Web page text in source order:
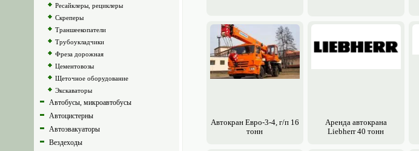
Ресайклеры, рециклеры
Скреперы
Траншеекопатели
Трубоукладчики
Фреза дорожная
Цементовозы
Щеточное оборудование
Экскаваторы
Автобусы, микроавтобусы
Автоцистерны
Автоэвакуаторы
Вездеходы
Авто­кран Евро-3-4, г/п 16
тонн
Аренда авто­крана
Liebherr 40 тонн